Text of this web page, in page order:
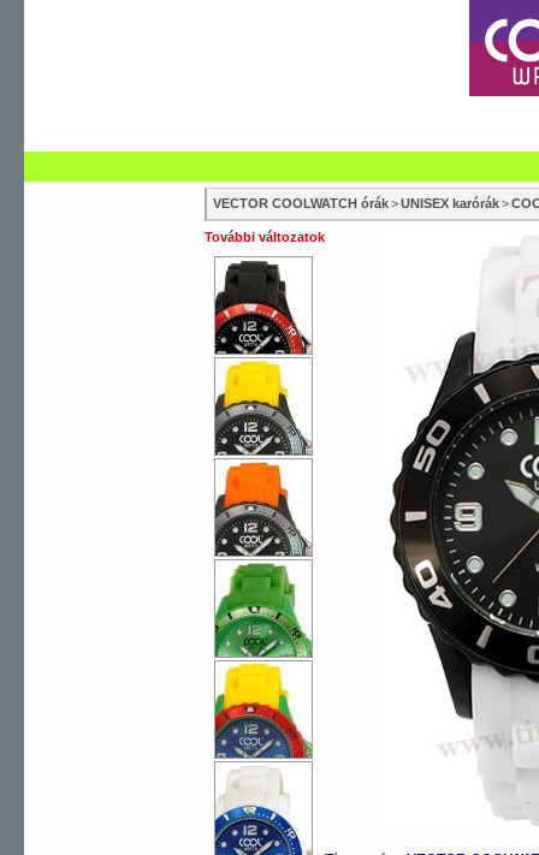
VECTOR COOLWATCH órák>UNISEX karórák>
További változatok